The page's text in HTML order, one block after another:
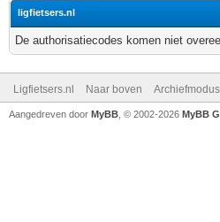
ligfietsers.nl
De authorisatiecodes komen niet
Ligfietsers.nl Naar boven Archiefmodus
Aangedreven door MyBB , © 2002-2026 MyBB